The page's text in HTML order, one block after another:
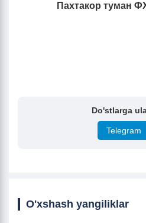
Пахтакор туман
Do'stlarga
Telegram
O'xshash yangiliklar